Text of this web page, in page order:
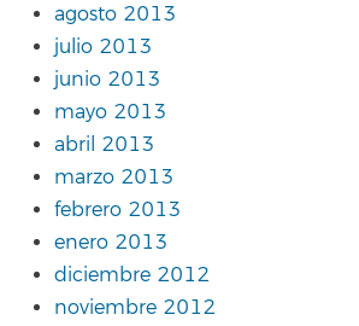
agosto 2013
julio 2013
junio 2013
mayo 2013
abril 2013
marzo 2013
febrero 2013
enero 2013
diciembre 2012
noviembre 2012